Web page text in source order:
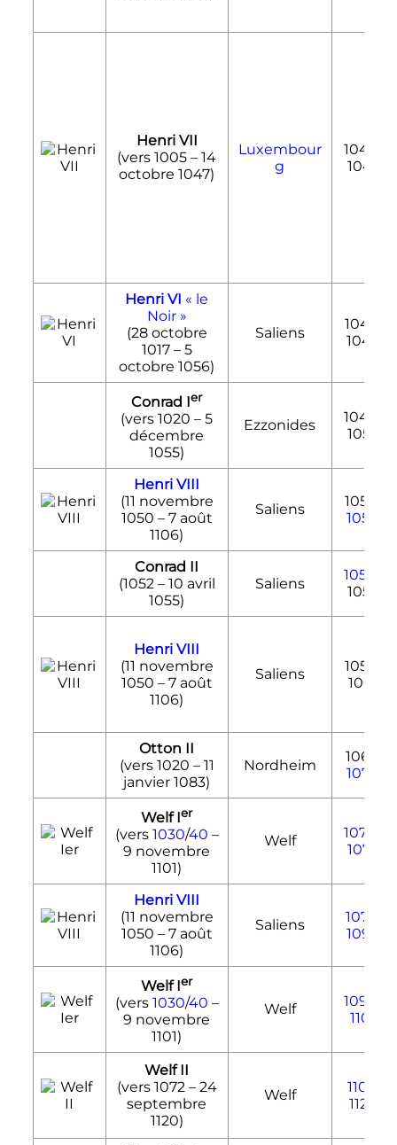
Henri VII
(vers 1005 –14
octobre 1047)
Luxembour
g
1042-
1047
Henri VI « le
Noir »
(28 octobre
1017– 5
octobre 1056)
Saliens
1047-
1049
Conrad Ier
(vers 1020 –5
décembre
1055)
Ezzonides
1049-
1053
Henri VIII
(11 novembre
1050 – 7 août
1106)
Saliens
1053-
1054
Conrad II
(1052 – 10 avril
1055)
Saliens
1054
1055
Henri VIII
(11 novembre
1050 – 7 août
1106)
Saliens
1055-
1061
Otton II
(vers 1020 – 11
janvier 1083)
Nordheim
1061-
1070
Welf Ier
(vers 1030/40 –
9 novembre
1101)
Welf 1070
1077
Henri VIII
(11 novembre
1050 – 7 août
1106)
Saliens 1077
1096
Welf Ier
(vers 1030/40 –
9 novembre
1101)
Welf 1096
1101
Welf II
(vers 1072 – 24
septembre
1120)
Welf 1101
1120